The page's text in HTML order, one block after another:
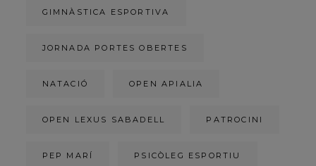
GIMNÀSTICA ESPORTIVA
JORNADA PORTES OBERTES
NATACIÓ OPEN APIALIA
OPEN LEXUS SABADELL PATROCINI
PEP MARÍ PSICÒLEG ESPORTIU